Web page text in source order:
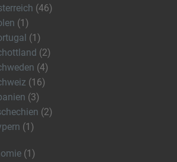
(46)
(1)
(1)
(2)
(4)
(16)
(3)
(2)
(1)
(1)